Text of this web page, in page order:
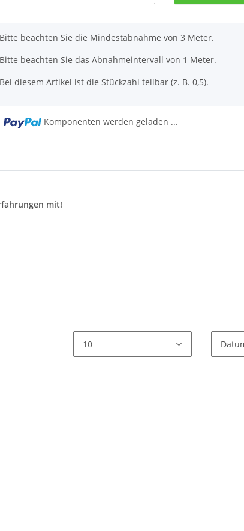
x
Bitte beachten Sie die Mindestabnahme von 3 Meter.
Bitte beachten Sie das Abnahmeintervall von 1 Meter.
Bei diesem Artikel ist die Stückzahl teilbar (z. B. 0,5).
Komponenten werden geladen ...
mit!